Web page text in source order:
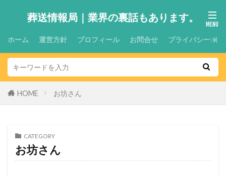
葬送情報局｜業界の裏話もあります。
ホーム 運営方針 プロフィール お問合せ プライバシーポ
HOME お坊さん
CATEGORY
お坊さん